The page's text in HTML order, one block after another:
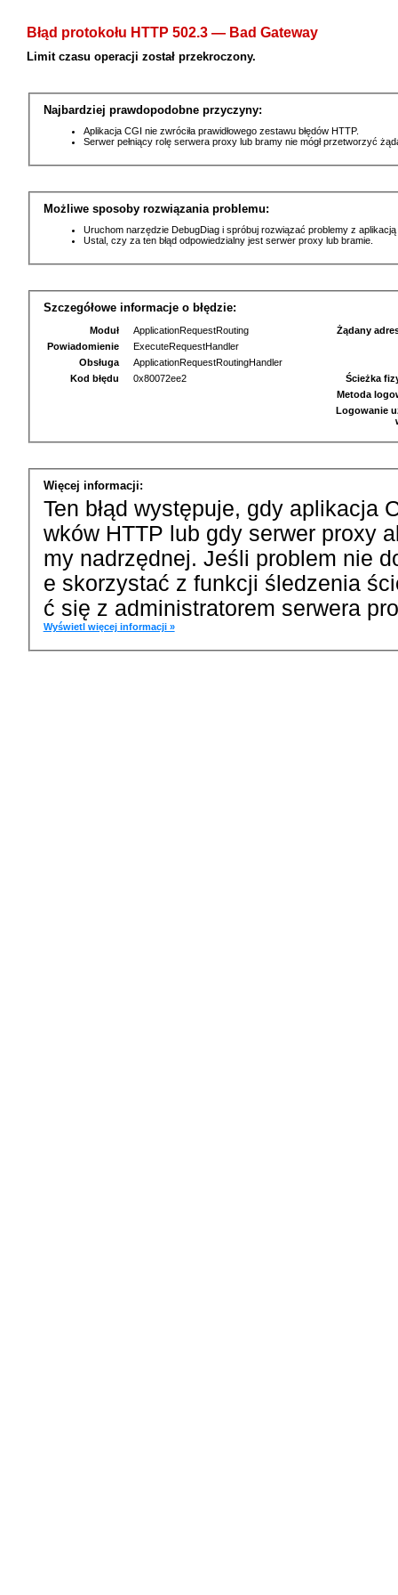
Błąd protokołu HTTP 502.3 — Bad Gateway
Limit czasu operacji został przekroczony.
Najbardziej prawdopodobne przyczyny:
Aplikacja CGI nie zwróciła prawidłowego zestawu błędów HTTP.
Serwer pełniący rolę serwera proxy lub bramy nie mógł przetworzyć
Możliwe sposoby rozwiązania problemu:
Uruchom narzędzie DebugDiag i spróbuj rozwiązać problemy z
Ustal, czy za ten błąd odpowiedzialny jest serwer proxy lub bramie.
Szczegółowe informacje o błędzie:
Moduł
ApplicationRequestRouting
Powiadomienie
ExecuteRequestHandler
Obsługa
ApplicationRequestRoutingHandler
Kod błędu
0x80072ee2
Żądany
Ścieżka
Metoda
Logowanie
Więcej informacji:
Ten błąd występuje, gdy aplikacja
wków HTTP lub gdy serwer proxy
my nadrzędnej. Jeśli problem nie
e skorzystać z funkcji śledzenia
ć się z administratorem serwera
Wyświetl więcej informacji »